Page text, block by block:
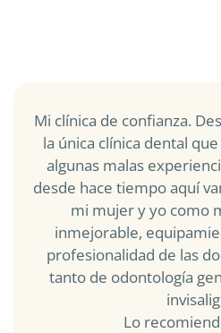
Mi clínica de confianza.
la única clínica dental
algunas malas
desde hace tiempo aquí
mi mujer y yo como
inmejorable,
profesionalidad de las
tanto de odontología
Lo